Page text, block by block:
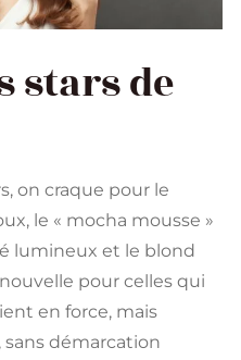
stars de
on craque pour le
le « mocha mousse »
lumineux et le blond
pour celles qui
en force, mais
démarcation